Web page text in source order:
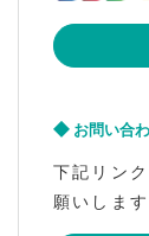
お問い合
下記リン
願いします